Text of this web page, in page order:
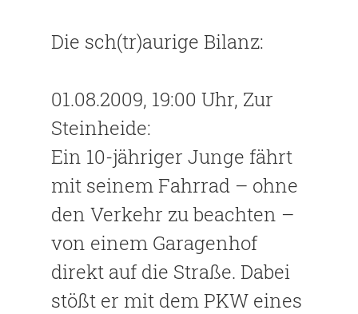
Die sch(tr)aurige Bilanz:
01.08.2009, 19:00 Uhr, Zur
Steinheide:
Ein 10-jähriger Junge fährt
mit seinem Fahrrad – ohne
den Verkehr zu beachten –
von einem Garagenhof
direkt auf die Straße. Dabei
stößt er mit dem PKW eines